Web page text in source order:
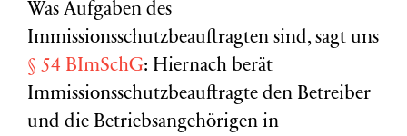
Was Aufgaben des
Immissionsschutzbeauftragten sind, sagt uns
§ 54 BImSchG: Hiernach berät
Immissionsschutzbeauftragte den Betreiber
und die Betriebsangehörigen in